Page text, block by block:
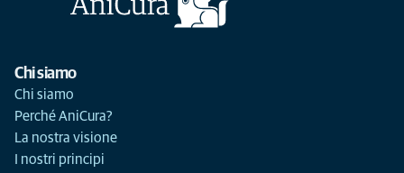
Chi siamo
Chi siamo
Perché AniCura?
La nostra visione
I nostri principi